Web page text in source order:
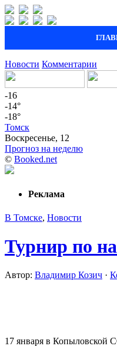
Новости Комментарии
-16
-14°
-18°
Томск
Воскресенье, 12
Прогноз на неделю
© Booked.net
Реклама
В Томске, Новости
Турнир по
Автор: Владимир Козич ·
17 января в Копыловской